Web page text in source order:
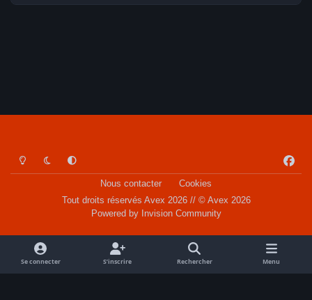
Light ModeDark ModeSystem Preference
a
o
k
Nous contacter
Cookies
Tout droits réservés Avex 2026 // © Avex 2026
Powered by Invision Community
Se connecter S’inscrire Rechercher Menu